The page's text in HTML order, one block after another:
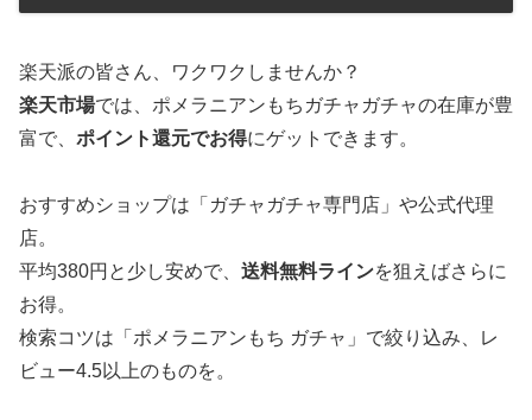
楽天派の皆さん、ワクワクしませんか？
楽天市場では、ポメラニアンもちガチャガチャの在庫が豊
富で、 ポイント還元でお得にゲットできます。
おすすめショップは「ガチャガチャ専門店」や公式代理
店。
平均380円と少し安めで、 送料無料ラインを狙えばさらに
お得。
検索コツは「ポメラニアンもち ガチャ」で絞り込み、レ
ビュー4.5以上のものを。